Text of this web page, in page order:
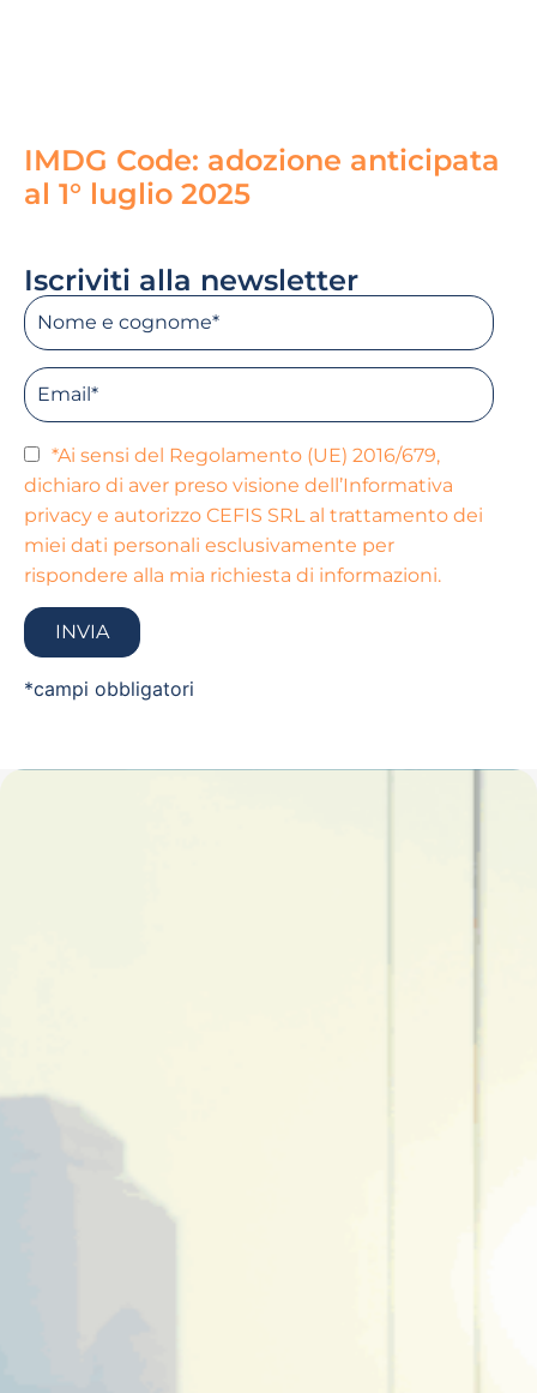
IMDG Code: adozione anticipata
al 1° luglio 2025
Iscriviti alla newsletter
*Ai sensi del Regolamento (UE) 2016/679,
dichiaro di aver preso visione dell’Informativa
privacy e autorizzo CEFIS SRL al trattamento dei
miei dati personali esclusivamente per
rispondere alla mia richiesta di informazioni.
*campi obbligatori